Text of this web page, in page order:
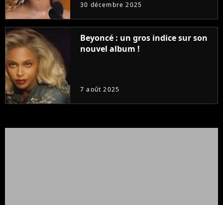
30 décembre 2025
Beyoncé : un gros indice sur son
nouvel album !
7 août 2025